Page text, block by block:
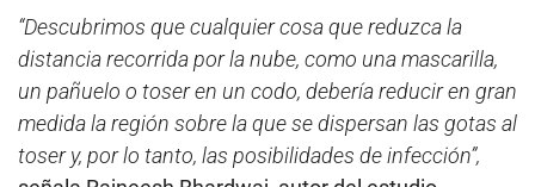
“Descubrimos que cualquier cosa que reduzca la
distancia recorrida por la nube, como una mascarilla,
un pañuelo o toser en un codo, debería reducir en gran
medida la región sobre la que se dispersan las gotas al
toser y, por lo tanto, las posibilidades de infección”,